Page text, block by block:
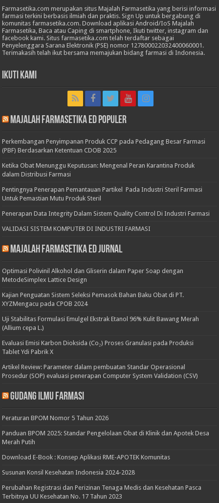
Farmasetika.com merupakan situs Majalah Farmasetika yang berisi informasi
farmasi terkini berbasis ilmiah dan praktis. Sign Up untuk bergabung di
komunitas farmasetika.com. Download aplikasi Android/IoS Majalah
Farmasetika, Baca atau Caping di smartphone, Ikuti twitter, instagram dan
facebook kami. Situs farmasetika.com telah terdaftar sebagai
Penyelenggara Sarana Elektronik (PSE) nomor 127800022032400060001.
Terimakasih telah ikut bersama memajukan bidang farmasi di Indonesia.
Ikuti Kami
Majalah Farmasetika Ed Populer
Perkembangan Penyimpanan Produk CCP pada Pedagang Besar Farmasi
(PBF) Berdasarkan Ketentuan CDOB 2025
Ketika Obat Menunggu Keputusan: Mengenal Peran Karantina Produk
dalam Distribusi Farmasi
Pentingnya Penerapan Pemantauan Partikel Pada Industri Steril Farmasi
Untuk Pemastian Mutu Produk Steril
Penerapan Data Integrity Dalam Sistem Quality Control Di Industri Farmasi
VALIDASI SISTEM KOMPUTER DI INDUSTRI FARMASI
Majalah Farmasetika Ed Jurnal
Optimasi Polivinil Alkohol dan Gliserin dalam Paper Soap dengan
MetodeSimplex Lattice Design
Kajian Penguatan Sistem Seleksi Pemasok Bahan Baku Obat di PT.
XYZMengacu pada CPOB 2024
Uji Stabilitas Formulasi Emulgel Ekstrak Etanol 96% Kulit Bawang Merah
(Allium cepa L.)
Evaluasi Emisi Karbon Dioksida (Co₂) Proses Granulasi pada Produksi
Tablet Ydi Pabrik X
Artikel Review: Parameter dalam pembuatan Standar Operasional
Prosedur (SOP) evaluasi penerapan Computer System Validation (CSV)
Gudang Ilmu Farmasi
Peraturan BPOM Nomor 5 Tahun 2026
Panduan BPOM 2025: Standar Pengelolaan Obat di Klinik dan Apotek Desa
Merah Putih
Download E-Book : Konsep Aplikasi RME-APOTEK Komunitas
Susunan Konsil Kesehatan Indonesia 2024-2028
Perubahan Registrasi dan Perizinan Tenaga Medis dan Kesehatan Pasca
Terbitnya UU Kesehatan No. 17 Tahun 2023